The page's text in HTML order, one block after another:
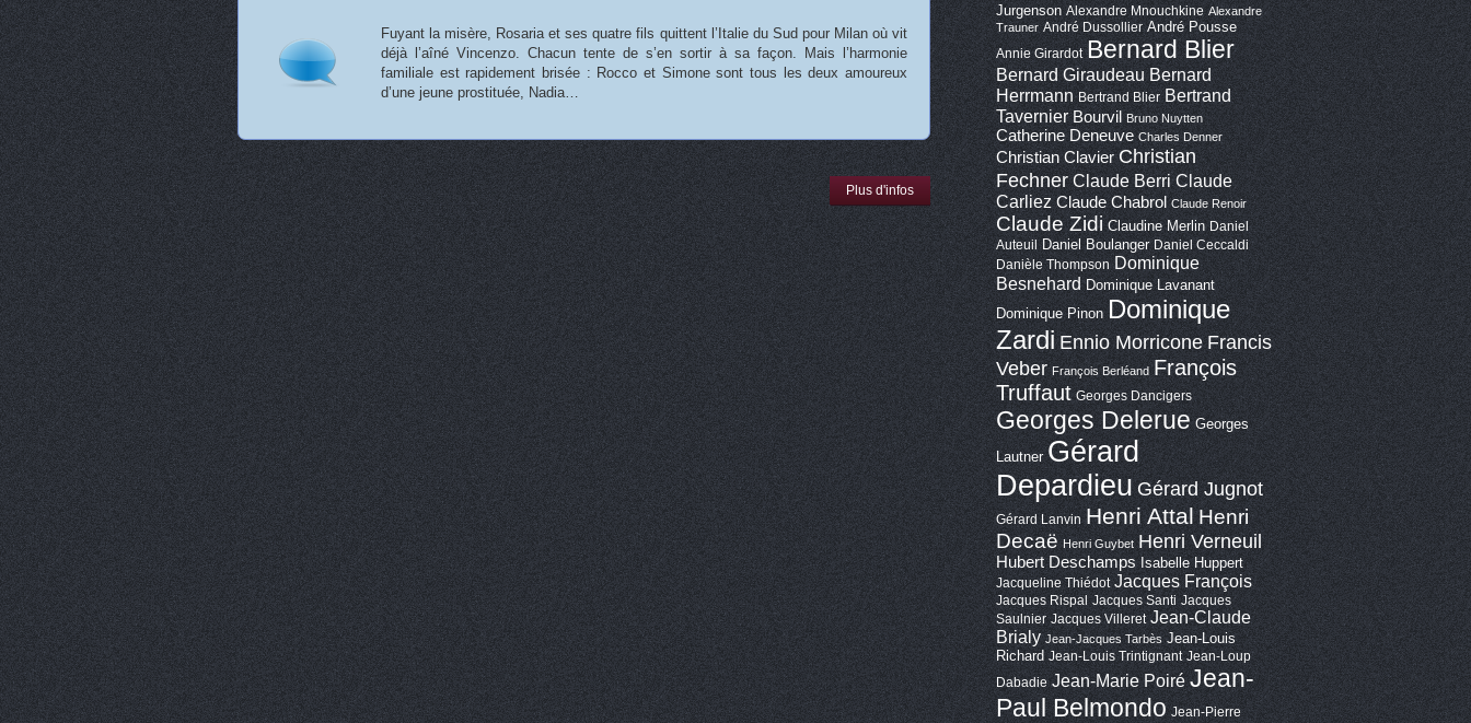
Jurgenson Alexandre Mnouchkine Alexandre
Trauner André Dussollier André Pousse
Annie Girardot Bernard Blier
Bernard Giraudeau Bernard
Herrmann Bertrand Blier Bertrand
Tavernier Bourvil Bruno Nuytten
Catherine Deneuve Charles Denner
Christian Clavier Christian
Fechner Claude Berri Claude
Carliez Claude Chabrol Claude Renoir
Claude Zidi Claudine Merlin Daniel
Auteuil
Daniel Boulanger Daniel Ceccaldi
Danièle Thompson Dominique
Besnehard Dominique Lavanant
Dominique Pinon Dominique
Zardi Ennio Morricone Francis
Veber François Berléand François
Truffaut Georges Dancigers
Georges Delerue Georges
Lautner Gérard
Depardieu Gérard Jugnot
Gérard Lanvin Henri Attal Henri
Decaë Henri Guybet Henri Verneuil
Hubert Deschamps Isabelle Huppert
Jacqueline Thiédot Jacques François
Jacques Rispal Jacques Santi Jacques
Saulnier Jacques Villeret Jean-Claude
Brialy Jean-Jacques Tarbès Jean-Louis
Richard Jean-Louis Trintignant Jean-Loup
Dabadie Jean-Marie Poiré Jean-
Paul Belmondo Jean-Pierre
Fuyant la misère, Rosaria et ses quatre fils quittent l’Italie du Sud pour Milan où vit
déjà l’aîné Vincenzo. Chacun tente de s’en sortir à sa façon. Mais l’harmonie
familiale est rapidement brisée : Rocco et Simone sont tous les deux amoureux
d’une jeune prostituée, Nadia…
Plus d'infos